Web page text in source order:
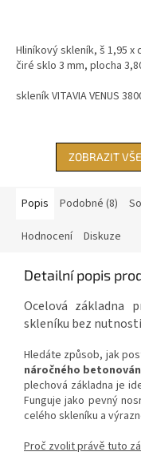
Hliníkový skleník, š 1,95 x
čiré sklo 3 mm, plocha
skleník VITAVIA VENUS
ZOBRAZIT
Popis Podobné (8)
Hodnocení Diskuze
Detailní popis
Ocelová základna
skleníku bez
Hledáte způsob, jak
náročného
plechová základna je
Funguje jako pevný
celého skleníku a
Proč zvolit právě tuto